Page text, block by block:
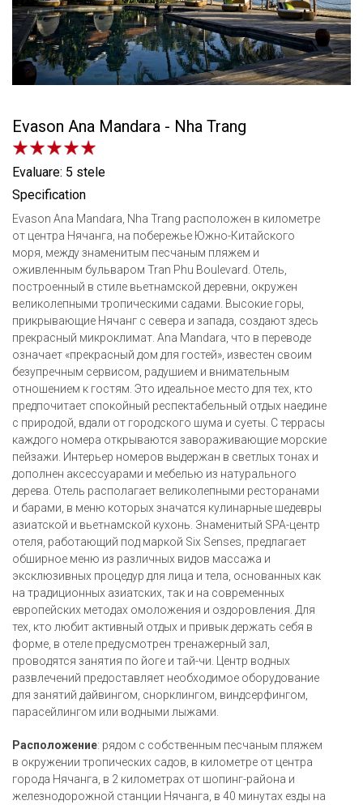
Evason Ana Mandara - Nha Trang
Evaluare: 5 stele
Specification
Evason Ana Mandara, Nha Trang расположен в километре
от центра Нячанга, на побережье Южно-Китайского
моря, между знаменитым песчаным пляжем и
оживленным бульваром Tran Phu Boulevard. Отель,
построенный в стиле вьетнамской деревни, окружен
великолепными тропическими садами. Высокие горы,
прикрывающие Нячанг с севера и запада, создают здесь
прекрасный микроклимат. Ana Mandara, что в переводе
означает «прекрасный дом для гостей», известен своим
безупречным сервисом, радушием и внимательным
отношением к гостям. Это идеальное место для тех, кто
предпочитает спокойный респектабельный отдых наедине
с природой, вдали от городского шума и суеты. С террасы
каждого номера открываются завораживающие морские
пейзажи. Интерьер номеров выдержан в светлых тонах и
дополнен аксессуарами и мебелью из натурального
дерева. Отель располагает великолепными ресторанами
и барами, в меню которых значатся кулинарные шедевры
азиатской и вьетнамской кухонь. Знаменитый SPA-центр
отеля, работающий под маркой Six Senses, предлагает
обширное меню из различных видов массажа и
эксклюзивных процедур для лица и тела, основанных как
на традиционных азиатских, так и на современных
европейских методах омоложения и оздоровления. Для
тех, кто любит активный отдых и привык держать себя в
форме, в отеле предусмотрен тренажерный зал,
проводятся занятия по йоге и тай-чи. Центр водных
развлечений предоставляет необходимое оборудование
для занятий дайвингом, снорклингом, виндсерфингом,
парасейлингом или водными лыжами.
Расположение: рядом с собственным песчаным пляжем
в окружении тропических садов, в километре от центра
города Нячанга, в 2 километрах от шопинг-района и
железнодорожной станции Нячанга, в 40 минутах езды на